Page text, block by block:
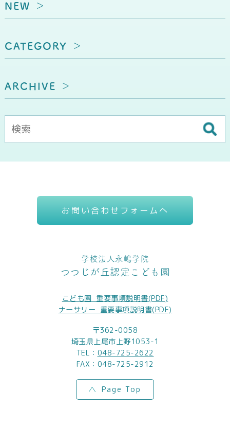
NEW
CATEGORY
ARCHIVE
お問い合わせフォームへ
学校法人永嶋学院
つつじが丘認定こども園
こども園_重要事項説明書(PDF)
ナーサリー_重要事項説明書(PDF)
〒362-0058
埼玉県上尾市上野1053-1
TEL： 048-725-2622
FAX：048-725-2912
Page Top